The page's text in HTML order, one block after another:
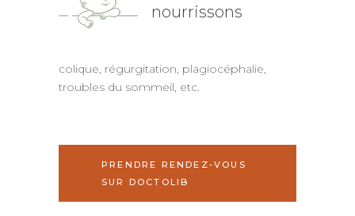
nourrissons
colique, régurgitation, plagiocéphalie,
troubles du sommeil, etc.
PRENDRE RENDEZ-VOUS
SUR DOCTOLIB